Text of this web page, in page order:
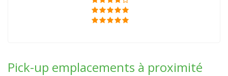
Pick-up emplacements à proximité